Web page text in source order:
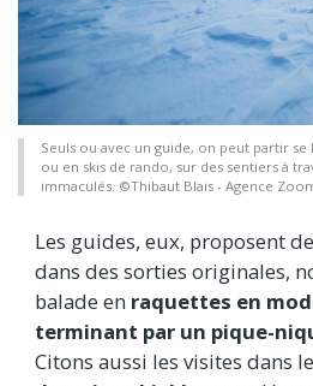
Seuls ou avec un guide, on peut partir
ou en skis de rando, sur des sentiers à
immaculés. ©Thibaut Blais - Agence
Les guides, eux, proposent
dans des sorties originales,
balade en raquettes en
terminant par un pique-
Citons aussi les visites dans